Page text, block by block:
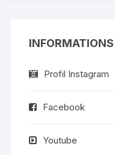
INFORMATIONS
Profil Instagram
Facebook
Youtube